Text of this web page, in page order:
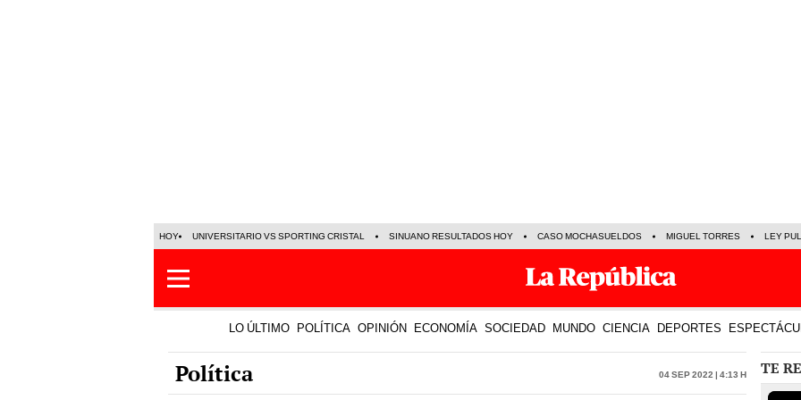
HOY UNIVERSITARIO VS SPORTING CRISTAL SINUANO RESULTADOS HOY CASO MOCHASUELDOS MIGUEL TORRES LEY
LO ÚLTIMO POLÍTICA OPINIÓN ECONOMÍA SOCIEDAD MUNDO CIENCIA DEPORTES
Política 04 Sep 2022 | 4:13 h TE